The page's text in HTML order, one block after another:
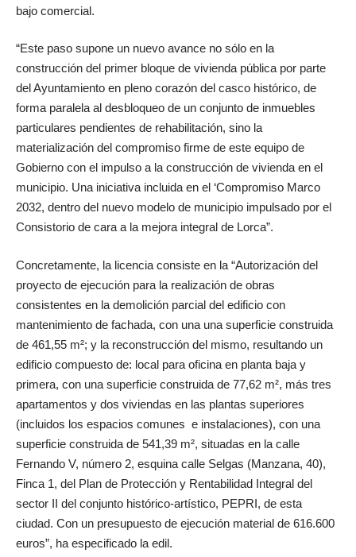
bajo comercial.
“Este paso supone un nuevo avance no sólo en la
construcción del primer bloque de vivienda pública por parte
del Ayuntamiento en pleno corazón del casco histórico, de
forma paralela al desbloqueo de un conjunto de inmuebles
particulares pendientes de rehabilitación, sino la
materialización del compromiso firme de este equipo de
Gobierno con el impulso a la construcción de vivienda en el
municipio. Una iniciativa incluida en el ‘Compromiso Marco
2032, dentro del nuevo modelo de municipio impulsado por el
Consistorio de cara a la mejora integral de Lorca”.
Concretamente, la licencia consiste en la “Autorización del
proyecto de ejecución para la realización de obras
consistentes en la demolición parcial del edificio con
mantenimiento de fachada, con una una superficie construida
de 461,55 m²; y la reconstrucción del mismo, resultando un
edificio compuesto de: local para oficina en planta baja y
primera, con una superficie construida de 77,62 m², más tres
apartamentos y dos viviendas en las plantas superiores
(incluidos los espacios comunes e instalaciones), con una
superficie construida de 541,39 m², situadas en la calle
Fernando V, número 2, esquina calle Selgas (Manzana, 40),
Finca 1, del Plan de Protección y Rentabilidad Integral del
sector II del conjunto histórico-artístico, PEPRI, de esta
ciudad. Con un presupuesto de ejecución material de 616.600
euros”, ha especificado la edil.